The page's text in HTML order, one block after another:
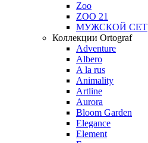
Zoo
ZOO 21
МУЖСКОЙ СЕТ
Коллекции Ortograf
Adventure
Albero
A la rus
Animality
Artline
Aurora
Bloom Garden
Elegance
Element